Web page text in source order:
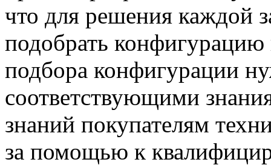
что для решения каждой
подобрать
подбора конфигурации
соответствующими
знаний покупателям
за помощью к